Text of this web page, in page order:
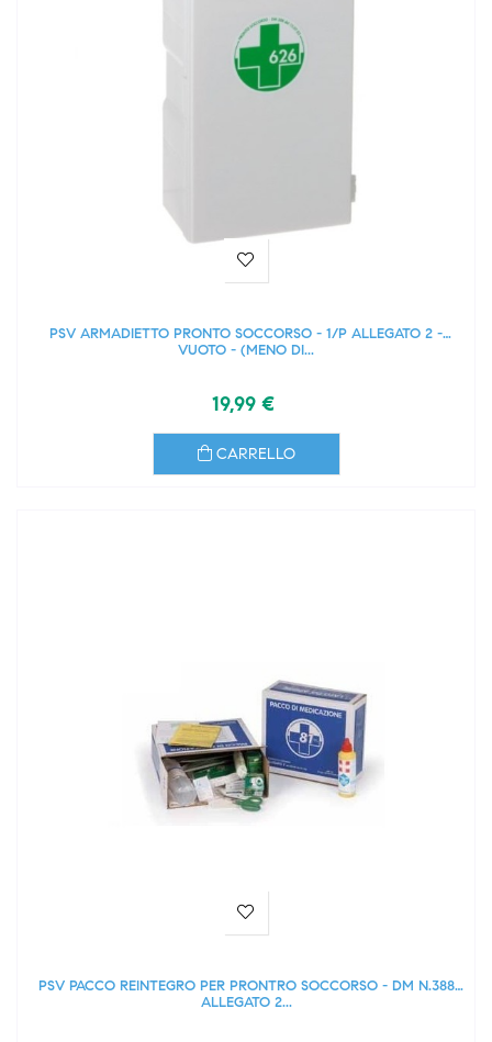
PSV ARMADIETTO PRONTO SOCCORSO - 1/P ALLEGATO 2 -
VUOTO - (MENO DI...
19,99 €
CARRELLO
PSV PACCO REINTEGRO PER PRONTRO SOCCORSO - DM N.388
ALLEGATO 2...